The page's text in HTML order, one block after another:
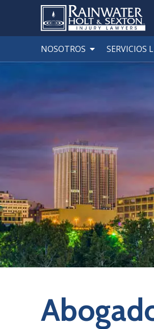
NOSOTROS SERVICIOS